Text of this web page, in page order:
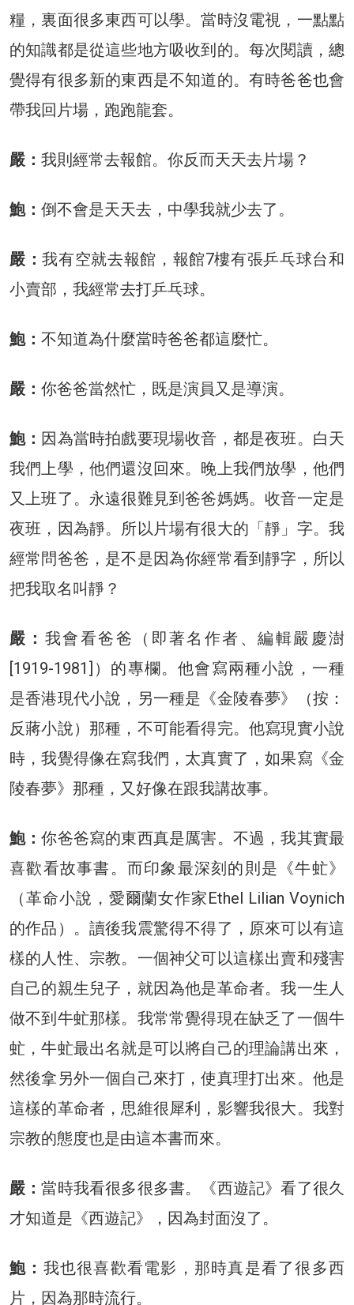
糧，裏面很多東西可以學。當時沒電視，一點點
的知識都是從這些地方吸收到的。每次閱讀，總
覺得有很多新的東西是不知道的。有時爸爸也會
帶我回片場，跑跑龍套。
嚴： 我則經常去報館。你反而天天去片場？
鮑： 倒不會是天天去，中學我就少去了。
嚴：我有空就去報館，報館7樓有張乒乓球台和
小賣部，我經常去打乒乓球。
鮑： 不知道為什麼當時爸爸都這麼忙。
嚴： 你爸爸當然忙，既是演員又是導演。
鮑： 因為當時拍戲要現場收音，都是夜班。白天
我們上學，他們還沒回來。晚上我們放學，他們
又上班了。永遠很難見到爸爸媽媽。收音一定是
夜班，因為靜。所以片場有很大的「靜」字。我
經常問爸爸，是不是因為你經常看到靜字，所以
把我取名叫靜？
嚴： 我會看爸爸（即著名作者、編輯嚴慶澍
[1919-1981]）的專欄。他會寫兩種小說，一種
是香港現代小說，另一種是《金陵春夢》（按：
反蔣小說）那種，不可能看得完。他寫現實小說
時，我覺得像在寫我們，太真實了，如果寫《金
陵春夢》那種，又好像在跟我講故事。
鮑：你爸爸寫的東西真是厲害。不過，我其實最
喜歡看故事書。而印象最深刻的則是《牛虻》
（革命小說，愛爾蘭女作家Ethel Lilian Voynich
的作品）。讀後我震驚得不得了，原來可以有這
樣的人性、宗教。一個神父可以這樣出賣和殘害
自己的親生兒子，就因為他是革命者。我一生人
做不到牛虻那樣。我常常覺得現在缺乏了一個牛
虻，牛虻最出名就是可以將自己的理論講出來，
然後拿另外一個自己來打，使真理打出來。他是
這樣的革命者，思維很犀利，影響我很大。我對
宗教的態度也是由這本書而來。
嚴：當時我看很多很多書。《西遊記》看了很久
才知道是《西遊記》，因為封面沒了。
鮑： 我也很喜歡看電影，那時真是看了很多西
片，因為那時流行。